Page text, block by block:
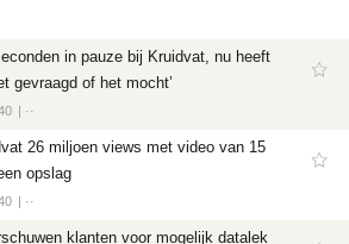
in pauze bij Kruidvat, nu heeft
gevraagd of het mocht’
··
26 miljoen views met video van 15
opslag
··
klanten voor mogelijk datalek